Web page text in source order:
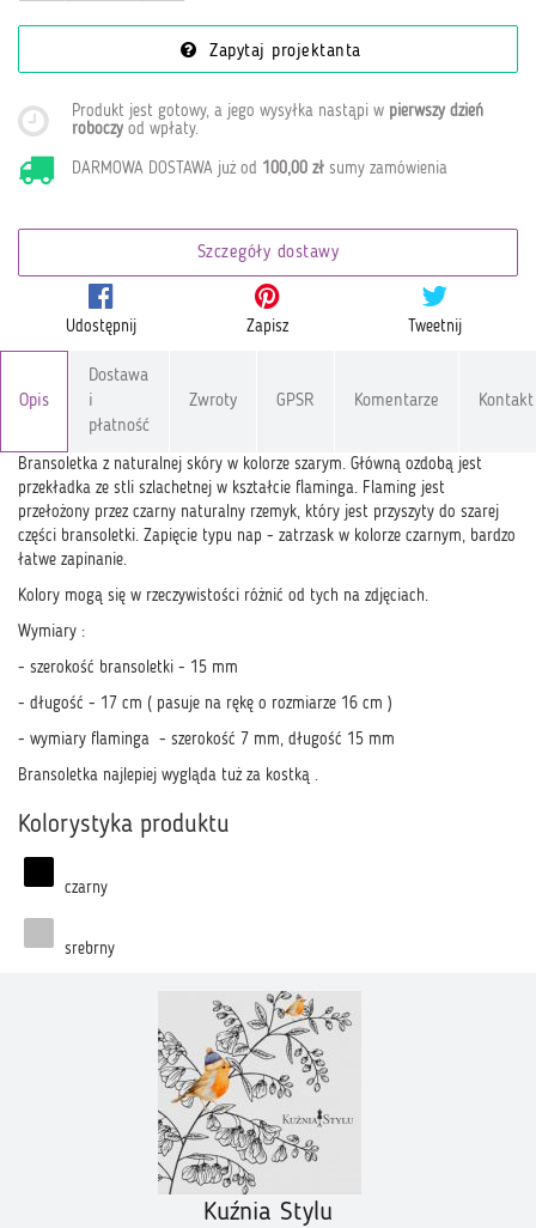
Zapytaj projektanta
Produkt jest gotowy, a jego wysyłka nastąpi w pierwszy dzień
roboczy od wpłaty.
DARMOWA DOSTAWA już od 100,00 zł sumy zamówienia
Szczegóły dostawy
Udostępnij Zapisz Tweetnij
Opis
Dostawa
i
płatność
Zwroty GPSR Komentarze Kontakt
Bransoletka z naturalnej skóry w kolorze szarym. Główną ozdobą jest
przekładka ze stli szlachetnej w kształcie flaminga. Flaming jest
przełożony przez czarny naturalny rzemyk, który jest przyszyty do szarej
części bransoletki. Zapięcie typu nap - zatrzask w kolorze czarnym, bardzo
łatwe zapinanie.
Kolory mogą się w rzeczywistości różnić od tych na zdjęciach.
Wymiary :
- szerokość bransoletki - 15 mm
- długość - 17 cm ( pasuje na rękę o rozmiarze 16 cm )
- wymiary flaminga - szerokość 7 mm, długość 15 mm
Bransoletka najlepiej wygląda tuż za kostką .
Kolorystyka produktu
czarny
srebrny
Kuźnia Stylu